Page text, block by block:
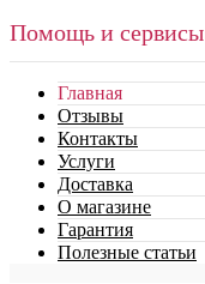
Помощь и сервисы
Главная
Отзывы
Контакты
Услуги
Доставка
О магазине
Гарантия
Полезные статьи